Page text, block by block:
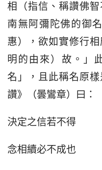
相（指信、稱讚佛
南無阿彌陀佛的御
惠），欲如實修行
明的由來）故。」
名」，且此稱名原
讚》（曇鸞章）曰：
決定之信若不得
念相續必不成也